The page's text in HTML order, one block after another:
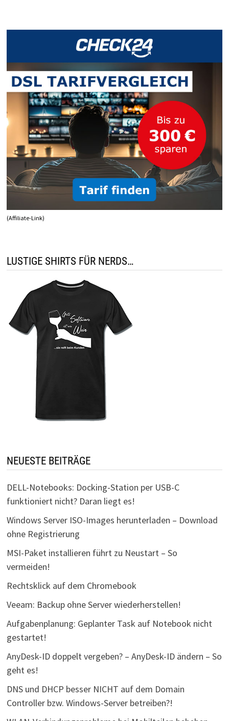
(Affiliate-Link)
LUSTIGE SHIRTS FÜR NERDS…
NEUESTE BEITRÄGE
DELL-Notebooks: Docking-Station per USB-C
funktioniert nicht? Daran liegt es!
Windows Server ISO-Images herunterladen – Download
ohne Registrierung
MSI-Paket installieren führt zu Neustart – So
vermeiden!
Rechtsklick auf dem Chromebook
Veeam: Backup ohne Server wiederherstellen!
Aufgabenplanung: Geplanter Task auf Notebook nicht
gestartet!
AnyDesk-ID doppelt vergeben? – AnyDesk-ID ändern – So
geht es!
DNS und DHCP besser NICHT auf dem Domain
Controller bzw. Windows-Server betreiben?!